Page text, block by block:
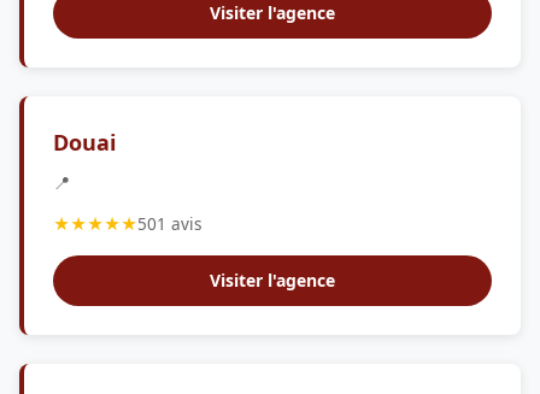
Visiter l'agence
Douai
📍
★★★★★501 avis
Visiter l'agence